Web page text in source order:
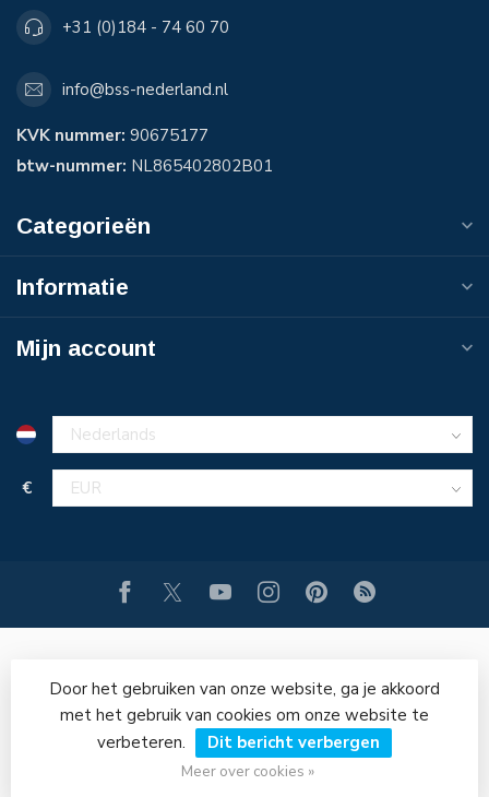
+31 (0)184 - 74 60 70
info@bss-nederland.nl
KVK nummer: 90675177
btw-nummer: NL865402802B01
Categorieën
Informatie
Mijn account
€
© Copyright 2026 PERSLUCHT-ONLINE.NL
Door het gebruiken van onze website, ga je akkoord
met het gebruik van cookies om onze website te
verbeteren.
Dit bericht verbergen
Meer over cookies »